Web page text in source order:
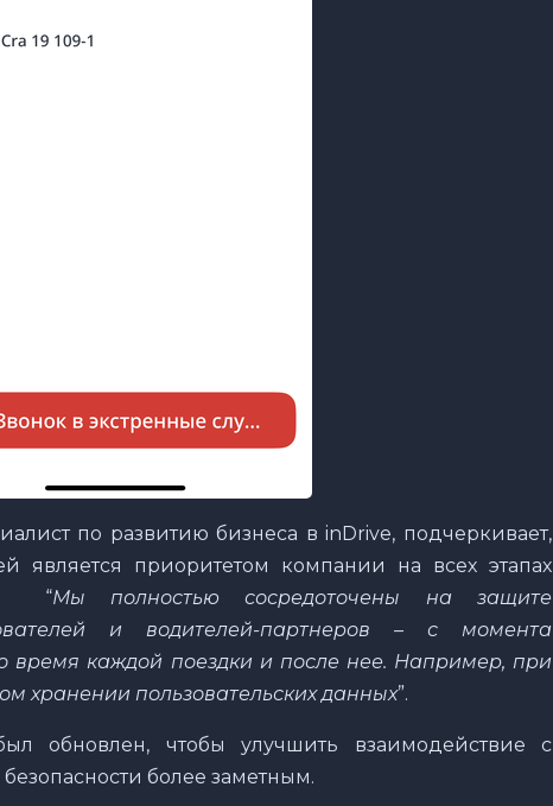
по развитию бизнеса в inDrive, подчеркивает,
является приоритетом компании на всех этапах
“Мы полностью сосредоточены на защите
и водителей-партнеров – с момента
время каждой поездки и после нее. Например, при
хранении пользовательских данных”.
обновлен, чтобы улучшить взаимодействие с
более заметным.